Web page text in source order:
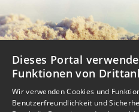
Dieses Portal
Funktionen von
Wir verwenden Cookies und
Benutzerfreundlichkeit und